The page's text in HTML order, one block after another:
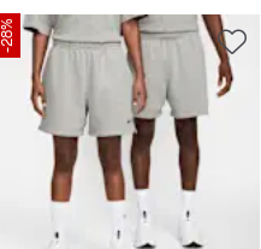
-28%